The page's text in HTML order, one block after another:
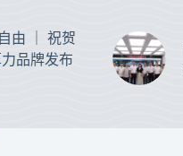
由 ｜ 祝贺
品牌发布